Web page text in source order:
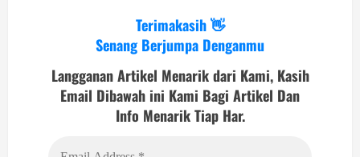
Terimakasih 👋
Senang Berjumpa Denganmu
Langganan Artikel Menarik dari Kami, Kasih
Email Dibawah ini Kami Bagi Artikel Dan
Info Menarik Tiap Har.